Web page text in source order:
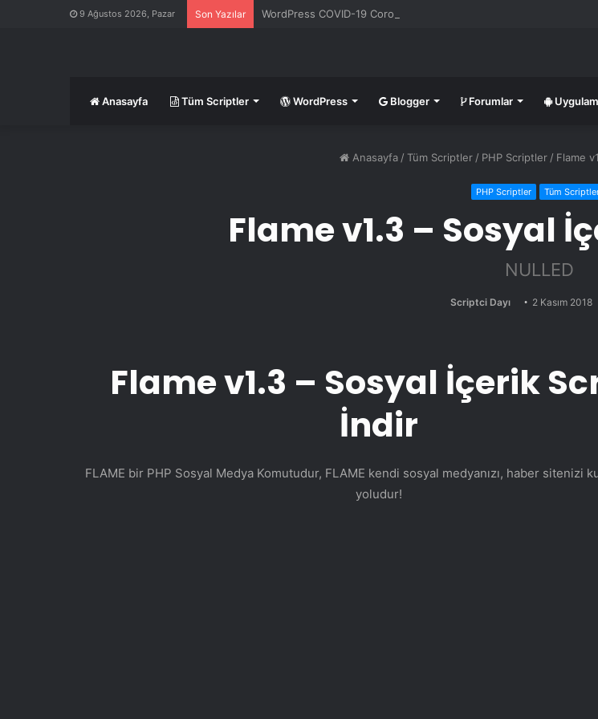
9 Ağustos 2026, Pazar Son Yazılar WordPress COVID-19 Corona Canlı Harita Eklentisi v1.0.3
Anasayfa Tüm Scriptler WordPress Blogger Forumlar
Anasayfa / Tüm Scriptler / PHP Scriptler / Flame
PHP Scriptler Tüm
Flame v1.3 – Sosyal
NULLED
Scriptci Dayı 2 Kasım 2018
Flame v1.3 – Sosyal İçerik
İndir
FLAME bir PHP Sosyal Medya Komutudur, FLAME kendi sosyal medyanızı, haber sitenizi
yoludur!